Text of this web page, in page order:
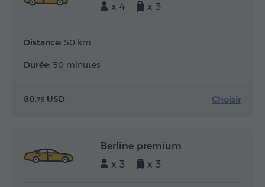
x 4
x 3
Distance: 50 km
Durée: 50 minutes
80.75 USD Choisir
Berline premium
x 3
x 3